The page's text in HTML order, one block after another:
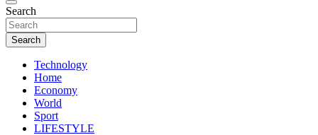
d7-news.com
News
Search
Search
Technology
Home
Economy
World
Sport
LIFESTYLE